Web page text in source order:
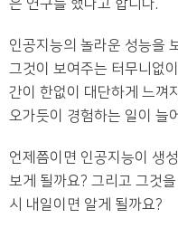
은 연구를 했다고 합니다.
인공지능의 놀라운 성능을
그것이 보여주는 터무니없
간이 한없이 대단하게 느껴
오가듯이 경험하는 일이 늘
언제쯤이면 인공지능이 생
보게 될까요? 그리고 그것
시 내일이면 알게 될까요?